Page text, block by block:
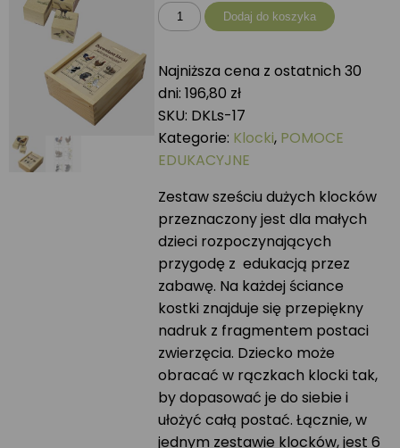
ilość
Klocki
ZWIERZĘTA
WIEJSKIE
Dodaj do koszyka
Najniższa cena z ostatnich 30
dni: 196,80 zł
SKU: DKLs-17
Kategorie: Klocki, POMOCE
EDUKACYJNE
Zestaw sześciu dużych klocków
przeznaczony jest dla małych
dzieci rozpoczynających
przygodę z edukacją przez
zabawę. Na każdej ściance
kostki znajduje się przepiękny
nadruk z fragmentem postaci
zwierzęcia. Dziecko może
obracać w rączkach klocki tak,
by dopasować je do siebie i
ułożyć całą postać. Łącznie, w
jednym zestawie klocków, jest 6